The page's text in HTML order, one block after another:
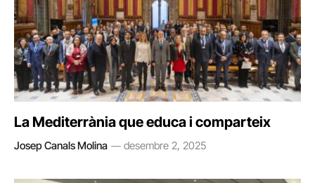
La Mediterrània que educa i comparteix
Josep Canals Molina desembre 2, 2025